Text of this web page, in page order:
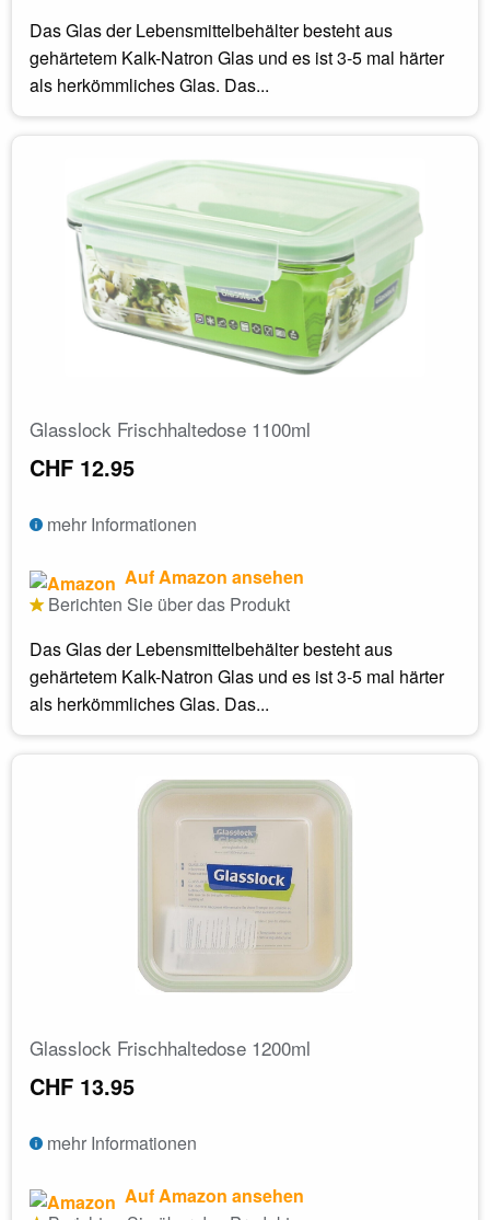
Das Glas der Lebensmittelbehälter besteht aus
gehärtetem Kalk-Natron Glas und es ist 3-5 mal härter
als herkömmliches Glas. Das...
Glasslock Frischhaltedose 1100ml
CHF 12.95
mehr Informationen
Auf Amazon ansehen
Berichten Sie über das Produkt
Das Glas der Lebensmittelbehälter besteht aus
gehärtetem Kalk-Natron Glas und es ist 3-5 mal härter
als herkömmliches Glas. Das...
Glasslock Frischhaltedose 1200ml
CHF 13.95
mehr Informationen
Auf Amazon ansehen